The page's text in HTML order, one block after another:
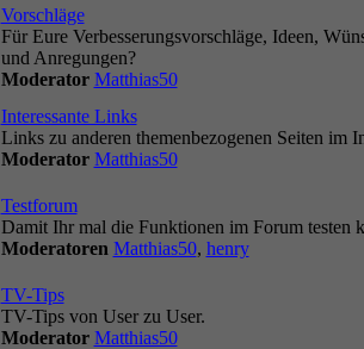
Vorschläge
Für Eure Verbesserungsvorschläge, Ideen,
und Anregungen?
Moderator Matthias50
Interessante Links
Links zu anderen themenbezogenen Seiten im
Moderator Matthias50
Testforum
Damit Ihr mal die Funktionen im Forum testen
Moderatoren Matthias50, henry
TV-Tips
TV-Tips von User zu User.
Moderator Matthias50